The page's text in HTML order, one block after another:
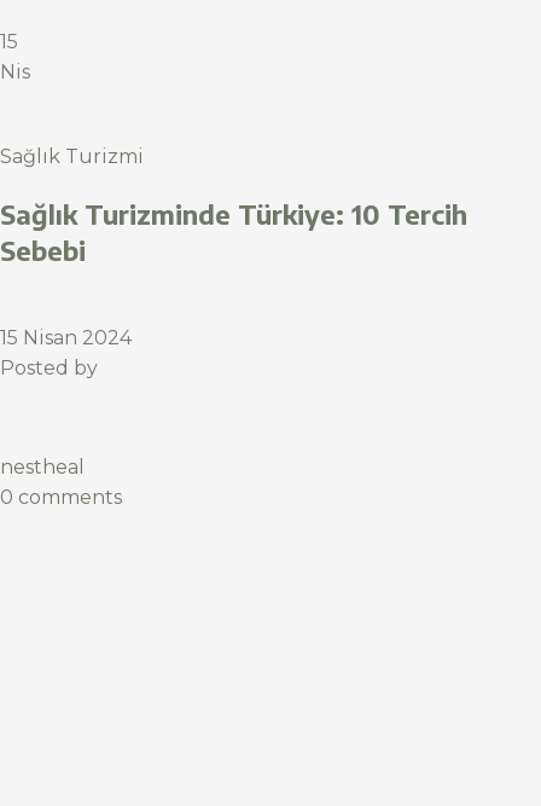
15
Nis
Sağlık Turizmi
Sağlık Turizminde Türkiye: 10 Tercih
Sebebi
15 Nisan 2024
Posted by
nestheal
0 comments